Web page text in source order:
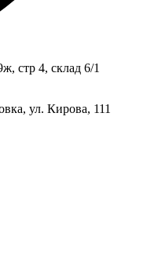
стр 4, склад 6/1
ул. Кирова, 111